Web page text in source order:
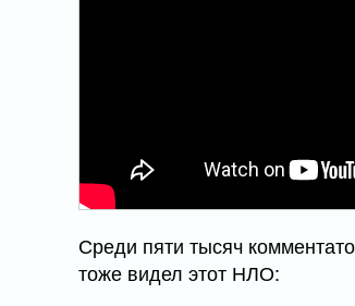
Среди пяти тысяч
тоже видел этот НЛО: